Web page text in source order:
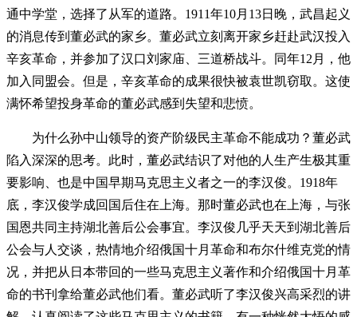
通中学堂，选择了从军的道路。1911年10月13日晚，武昌起义
的消息传到董必武的家乡。董必武立刻离开家乡赶赴武汉投入
辛亥革命，并参加了汉口刘家庙、三道桥战斗。同年12月，他
加入同盟会。但是，辛亥革命的成果很快被袁世凯窃取。这使
满怀希望投身革命的董必武感到失望和悲愤。
为什么孙中山领导的资产阶级民主革命不能成功？董必武
陷入深深的思考。此时，董必武结识了对他的人生产生极其重
要影响、也是中国早期马克思主义者之一的李汉俊。1918年
底，李汉俊学成回国后住在上海。那时董必武也在上海，与张
国恩共同主持湖北善后公会事宜。李汉俊几乎天天到湖北善后
公会与人交谈，热情地介绍俄国十月革命和布尔什维克党的情
况，并把从日本带回的一些马克思主义著作和介绍俄国十月革
命的书刊拿给董必武他们看。董必武听了李汉俊兴高采烈的讲